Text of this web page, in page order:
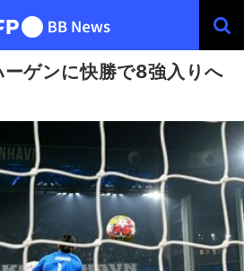
ゲンに快勝で8強入りへ